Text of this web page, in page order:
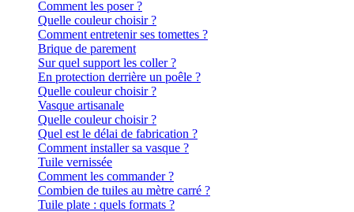
Comment les poser ?
Quelle couleur choisir ?
Comment entretenir ses tomettes ?
Brique de parement
Sur quel support les coller ?
En protection derrière un poêle ?
Quelle couleur choisir ?
Vasque artisanale
Quelle couleur choisir ?
Quel est le délai de fabrication ?
Comment installer sa vasque ?
Tuile vernissée
Comment les commander ?
Combien de tuiles au mètre carré ?
Tuile plate : quels formats ?